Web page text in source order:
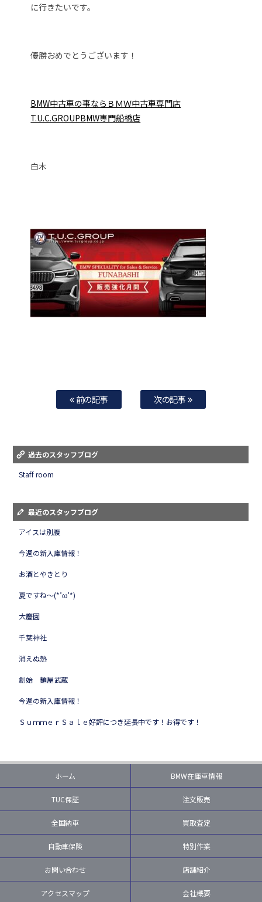
に行きたいです。
優勝おめでとうございます！
BMW中古車の事ならＢＭＷ中古車専門店
T.U.C.GROUPBMW専門船橋店
白木
前の記事 次の記事
過去のスタッフブログ
Staff room
最近のスタッフブログ
アイスは別腹
今週の新入庫情報！
お酒とやきとり
夏ですね～(*’ω’*)
大慶園
千葉神社
消えぬ熱
創始 麺屋武蔵
今週の新入庫情報！
ＳｕｍｍｅｒＳａｌｅ好評につき延長中です！お得です！
ホーム BMW在庫車情報
TUC保証 注文販売
全国納車 買取査定
自動車保険 特別作業
お問い合わせ 店舗紹介
アクセスマップ 会社概要